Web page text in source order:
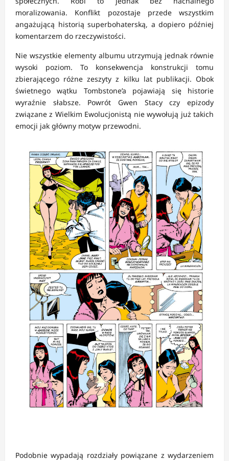
moralizowania. Konflikt pozostaje przede wszystkim
angażującą historią superbohaterską, a dopiero później
komentarzem do rzeczywistości.
Nie wszystkie elementy albumu utrzymują jednak równie
wysoki poziom. To konsekwencja konstrukcji tomu
zbierającego różne zeszyty z kilku lat publikacji. Obok
świetnego wątku Tombstone’a pojawiają się historie
wyraźnie słabsze. Powrót Gwen Stacy czy epizody
związane z Wielkim Ewolucjonistą nie wywołują już takich
emocji jak główny motyw przewodni.
Podobnie wypadają rozdziały powiązane z wydarzeniem